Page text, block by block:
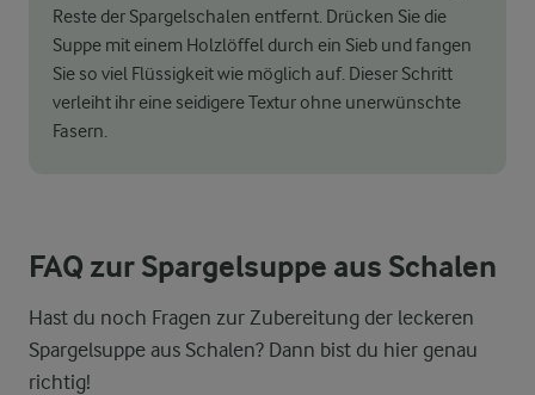
Reste der Spargelschalen entfernt. Drücken Sie die
Suppe mit einem Holzlöffel durch ein Sieb und fangen
Sie so viel Flüssigkeit wie möglich auf. Dieser Schritt
verleiht ihr eine seidigere Textur ohne unerwünschte
Fasern.
FAQ zur Spargelsuppe aus Schalen
Hast du noch Fragen zur Zubereitung der leckeren
Spargelsuppe aus Schalen? Dann bist du hier genau
richtig!